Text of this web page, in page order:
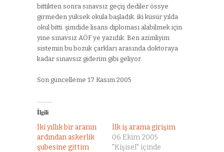
bittikten sonra sınavsız geçiş dediler össye
girmeden yüksek okula başladık. iki küsür yılda
okul bitti. şimdide lisans diploması alabilmek için
yine sınavsız AÖF ye yazıdık. Ben azimliyim
sistemin bu bozuk çarkları arasında doktoraya
kadar sınavsız giderim gibi geliyor.
Son güncelleme 17 Kasım 2005
İlgili
İki yıllık bir aranın
ardından askerlik
şubesine gittim
İlk iş arama girişim
06 Ekim 2005
"Kişisel" içinde